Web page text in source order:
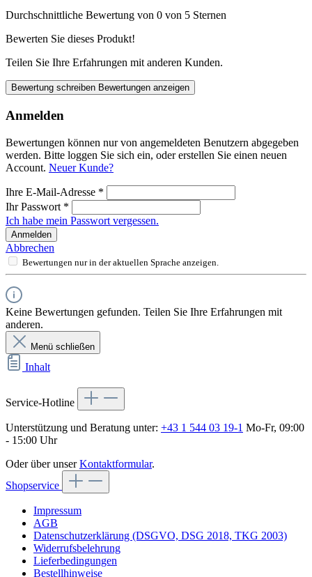
Durchschnittliche Bewertung von 0 von 5 Sternen
Bewerten Sie dieses Produkt!
Teilen Sie Ihre Erfahrungen mit anderen Kunden.
Bewertung schreiben Bewertungen anzeigen
Anmelden
Bewertungen können nur von angemeldeten Benutzern abgegeben
werden. Bitte loggen Sie sich ein, oder erstellen Sie einen neuen
Account. Neuer Kunde?
Ihre E-Mail-Adresse *
Ihr Passwort *
Ich habe mein Passwort vergessen.
Anmelden
Abbrechen
Bewertungen nur in der aktuellen Sprache anzeigen.
Keine Bewertungen gefunden. Teilen Sie Ihre Erfahrungen mit
anderen.
Menü schließen
Inhalt
Service-Hotline
Unterstützung und Beratung unter: +43 1 544 03 19-1 Mo-Fr, 09:00
- 15:00 Uhr
Oder über unserKontaktformular.
Shopservice
Impressum
AGB
Datenschutzerklärung (DSGVO, DSG 2018, TKG 2003)
Widerrufsbelehrung
Lieferbedingungen
Bestellhinweise